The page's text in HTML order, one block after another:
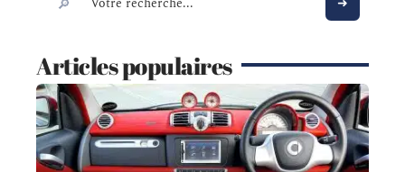
Articles populaires